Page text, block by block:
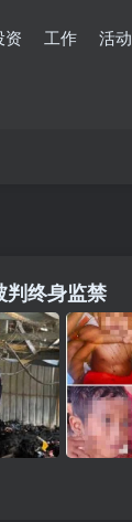
资 工作 活动
判终身监禁